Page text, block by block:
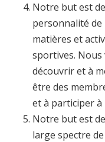
Notre but est
personnalité de
matières et
sportives. Nous
découvrir et à
être des
et à participer à
Notre but est
large spectre